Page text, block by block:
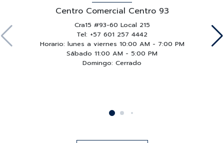
Centro Comercial Centro 93
Cra15 #93-60 Local 215
Tel: +57 601 257 4442
Horario: lunes a viernes 10:00 AM - 7:00 PM
Sábado 11:00 AM - 5:00 PM
Domingo: Cerrado